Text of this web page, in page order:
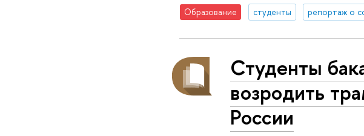
Образование студенты репортаж о
Студенты
возродить
России